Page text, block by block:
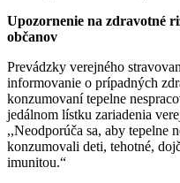
Upozornenie na zdravotné
občanov
Prevádzky verejného
informovanie o prípadných
konzumovaní tepelne
jedálnom lístku zariadenia
,,Neodporúča sa, aby tepelne
konzumovali deti, tehotné,
imunitou.“